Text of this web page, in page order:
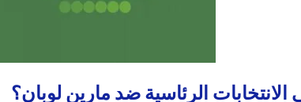
الرئاسية ضد مارين لوبان؟